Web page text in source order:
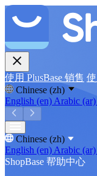
使用 PlusBase 销售
Chinese (zh)
English (en) Arabic (ar)
Chinese (zh)
English (en) Arabic (ar)
ShopBase 帮助中心